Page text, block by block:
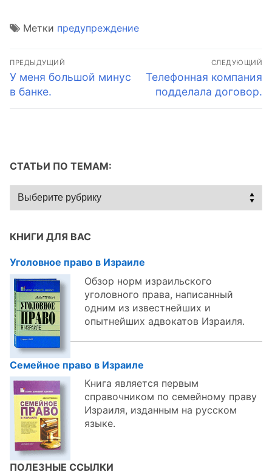
Метки предупреждение
Навигация
по
записям
ПРЕДЫДУЩИЙ
Предыдущая
запись:
У меня большой минус
в банке.
СЛЕДУЮЩИЙ
Следующая
запись:
Телефонная компания
подделала договор.
СТАТЬИ ПО ТЕМАМ:
Статьи
по
КНИГИ ДЛЯ ВАС
Уголовное право в Израиле
Обзор норм израильского
уголовного права, написанный
одним из известнейших и
опытнейших адвокатов Израиля.
Семейное право в Израиле
Книга является первым
справочником по семейному праву
Израиля, изданным на русском
языке.
ПОЛЕЗНЫЕ ССЫЛКИ